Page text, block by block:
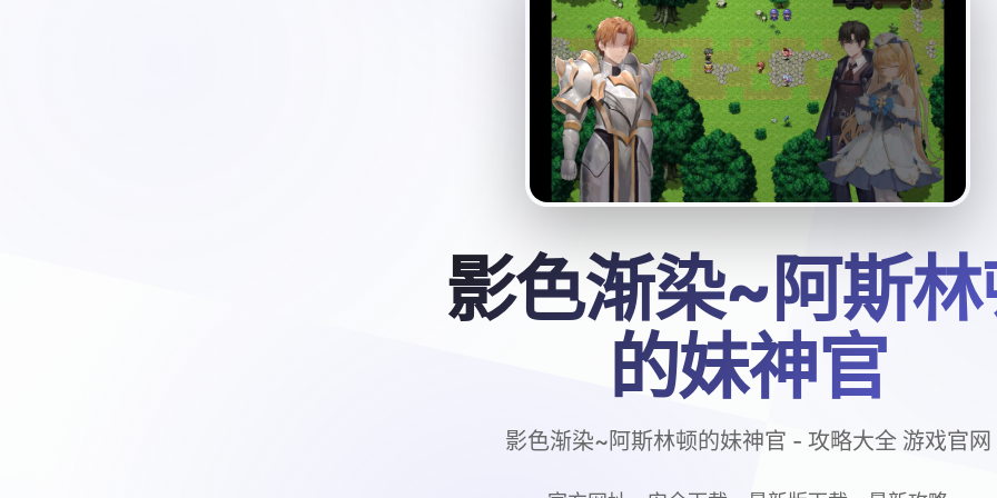
影色渐染~阿斯
的妹神官
影色渐染~阿斯林顿的妹神官 - 攻略大全 游戏官网